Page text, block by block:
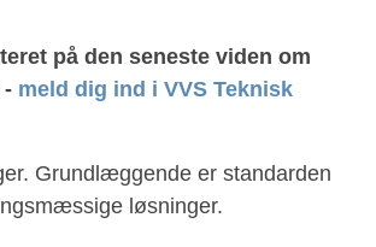
på den seneste viden om
- meld dig ind i VVS Teknisk
Grundlæggende er standarden
løsninger.